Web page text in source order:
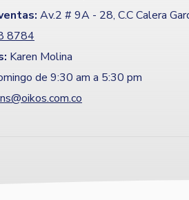
Av.2 # 9A - 28, C.C Calera
8784
Karen Molina
de 9:30 am a 5:30 pm